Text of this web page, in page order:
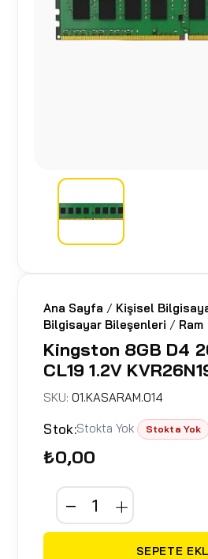
Ana Sayfa / Kişisel
Bilgisayar Bileşenleri / Ram
Kingston 8GB D4
CL19 1.2V
SKU:01.KASARAM.014
Stok:Stokta Yok Stokta Yok
₺0,00
SEPETE